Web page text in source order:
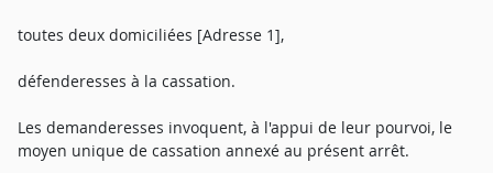
toutes deux domiciliées [Adresse 1],
défenderesses à la cassation.
Les demanderesses invoquent, à l'appui de leur pourvoi, le
moyen unique de cassation annexé au présent arrêt.